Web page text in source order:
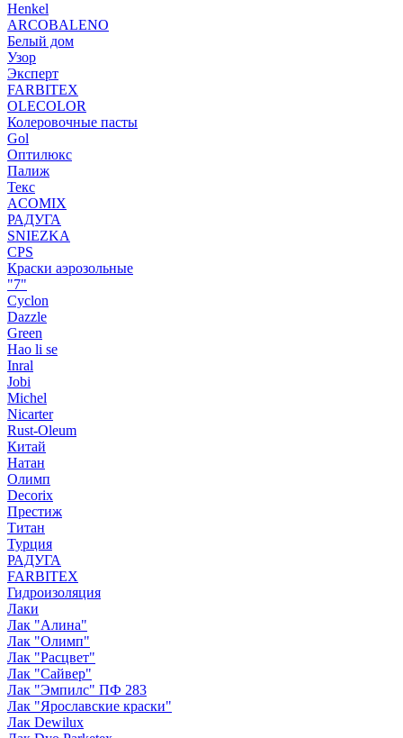
Henkel
ARCOBALENO
Белый дом
Узор
Эксперт
FARBITEX
OLECOLOR
Колеровочные пасты
Gol
Оптилюкс
Палиж
Текс
ACOMIX
РАДУГА
SNIEZKA
CPS
Краски аэрозольные
"7"
Cyclon
Dazzle
Green
Hao li se
Inral
Jobi
Michel
Nicarter
Rust-Oleum
Китай
Натан
Олимп
Decorix
Престиж
Титан
Турция
РАДУГА
FARBITEX
Гидроизоляция
Лаки
Лак "Алина"
Лак "Олимп"
Лак "Расцвет"
Лак "Сайвер"
Лак "Эмпилс" ПФ 283
Лак "Ярославские краски"
Лак Dewilux